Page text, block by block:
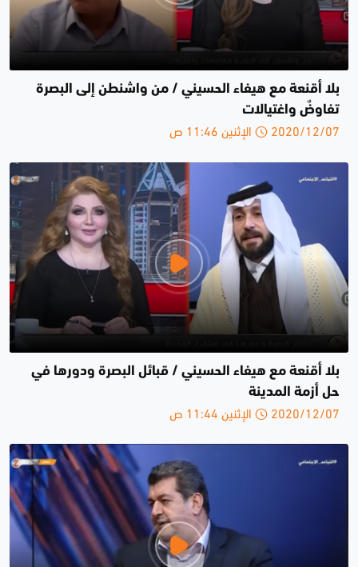
بلا أقنعة مع هيفاء الحسيني / من واشنطن إلى البصرة
تفاوضٌ واغتيالات
2020/12/07 الإثنين 11:46 ص
بلا أقنعة مع هيفاء الحسيني / قبائل البصرة ودورها في
حل أزمة المدينة
2020/12/07 الإثنين 11:44 ص